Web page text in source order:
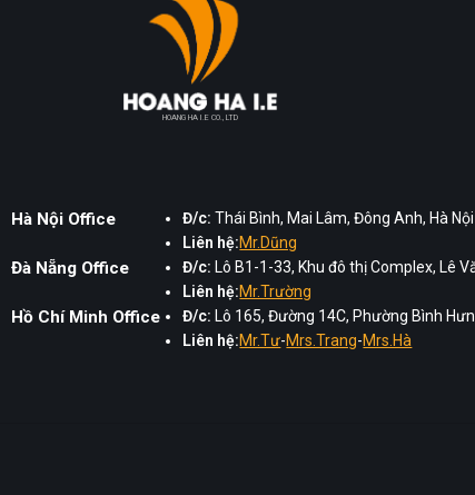
HOANG HA I.E CO., LTD
Hà Nội Office Đ/c: Thái Bình, Mai Lâm, Đông Anh, Hà Nội
Liên hệ:Mr.Dũng
Đà Nẵng Office Đ/c: Lô B1-1-33, Khu đô thị Complex, Lê
Liên hệ:Mr.Trường
Hồ Chí Minh Office Đ/c: Lô 165, Đường 14C, Phường Bình
Liên hệ:Mr.Tư-Mrs.Trang-Mrs.Hà